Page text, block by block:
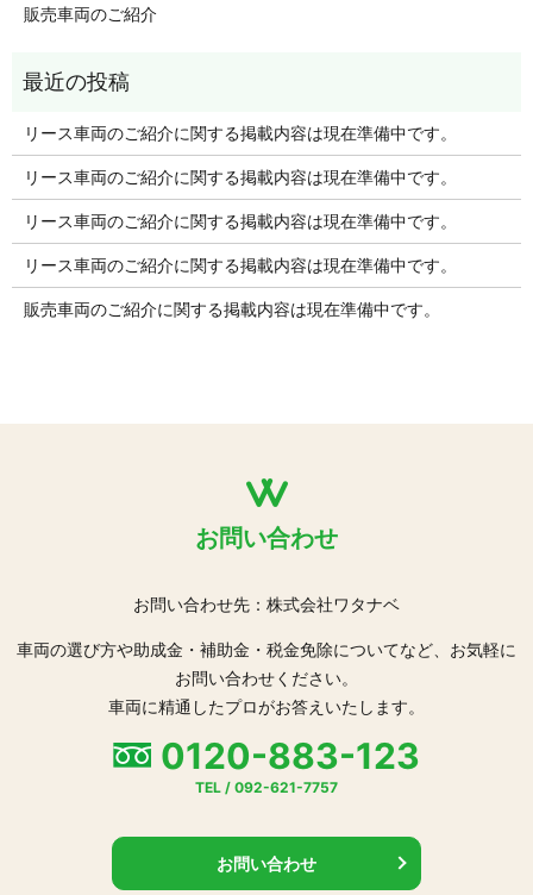
販売車両のご紹介
リース車両のご紹介に関する掲載内容は現在準備中です。
リース車両のご紹介に関する掲載内容は現在準備中です。
リース車両のご紹介に関する掲載内容は現在準備中です。
リース車両のご紹介に関する掲載内容は現在準備中です。
販売車両のご紹介に関する掲載内容は現在準備中です。
お問い合わせ
お問い合わせ先：株式会社ワタナベ
車両の選び方や助成金・補助金・税金免除についてなど、お気軽に
お問い合わせください。
車両に精通したプロがお答えいたします。
0120-883-123
TEL / 092-621-7757
お問い合わせ